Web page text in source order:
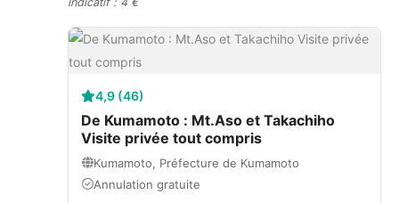
4,9 (46)
De Kumamoto : Mt.Aso et Takachiho
Visite privée tout compris
Kumamoto, Préfecture de Kumamoto
Annulation gratuite